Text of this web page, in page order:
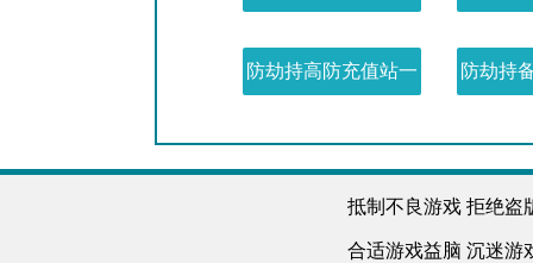
防劫持高防充值站一 防劫持
抵制不良游戏 拒绝盗
合适游戏益脑 沉迷游